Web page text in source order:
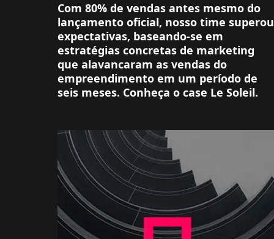
Com 80% de vendas antes mesmo do
lançamento oficial, nosso time superou
expectativas, baseando-se em
estratégias concretas de marketing
que alavancaram as vendas do
empreendimento em um período de
seis meses. Conheça o case Le Soleil.